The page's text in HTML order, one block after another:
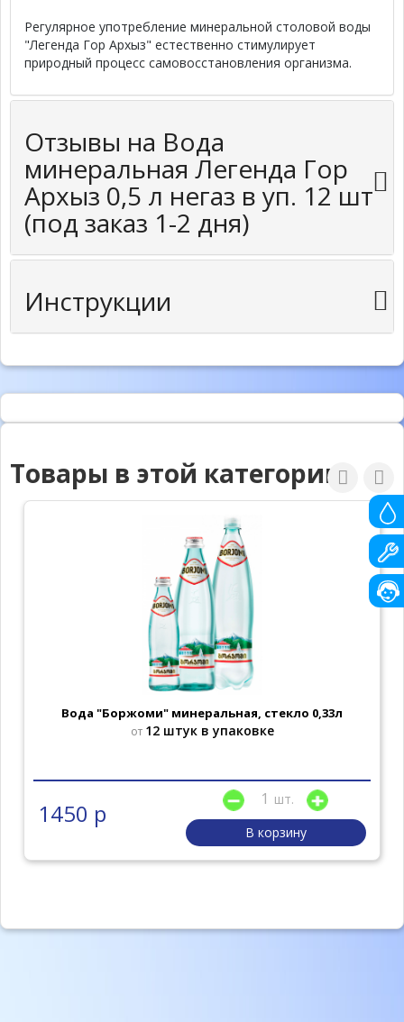
Регулярное употребление минеральной столовой воды
"Легенда Гор Архыз" естественно стимулирует
природный процесс самовосстановления организма.
Отзывы на Вода
минеральная Легенда Гор
Архыз 0,5 л негаз в уп. 12 шт
(под заказ 1-2 дня)
Инструкции
Товары в этой категории
Вода "Боржоми" минеральная, стекло 0,33л
от 12 штук в упаковке
1450 р
шт.
В корзину